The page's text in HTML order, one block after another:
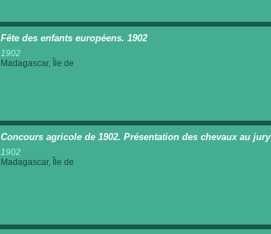
Fête des enfants européens. 1902
1902
Madagascar, Île de
Concours agricole de 1902. Présentation des chevaux au jury
1902
Madagascar, Île de